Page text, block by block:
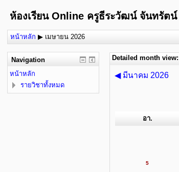
ห้องเรียน Online ครูธีระวัฒน์ จันทรัตน์
หน้าหลัก ▶ เมษายน 2026
Detailed month view:
◀ มีนาคม 2026
อา.
5
Navigation
หน้าหลัก
รายวิชาทั้งหมด